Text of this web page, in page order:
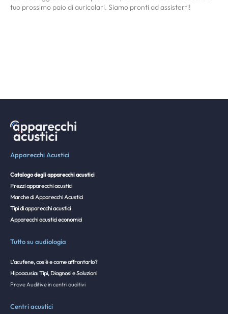
tuo prossimo paio di auricolari. Siamo pronti ad assisterti!
Apparecchi Acustici
Catalogo degli apparecchi acustici
Prezzi apparecchi acustici
Marche di Apparecchi Acustici
Tipi di apparecchi acustici
Apparecchi acustici economici
Tutto su audiologia
L'acufene, cos'è e come affrontarlo?
Hipoacusia: Tipi, Diagnosi e Soluzioni
Prove Auditive in centri auditivi
Centri acustici